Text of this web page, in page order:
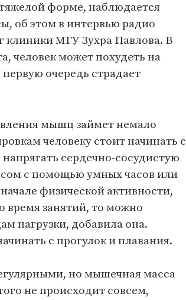
форме, наблюдается
об этом в интервью радио
клиники МГУ Зухра Павлова. В
человек может похудеть на
очередь страдает
мышц займет немало
человеку стоит начинать с
сердечно-сосудистую
с помощью умных часов или
физической активности,
время занятий, то можно
нагрузки, добавила она.
с прогулок и плавания.
но мышечная масса
не происходит совсем,